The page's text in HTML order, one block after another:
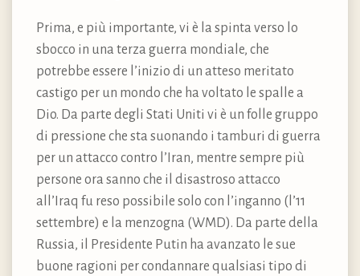
Prima, e più importante, vi è la spinta verso lo
sbocco in una terza guerra mondiale, che
potrebbe essere l’inizio di un atteso meritato
castigo per un mondo che ha voltato le spalle a
Dio. Da parte degli Stati Uniti vi è un folle gruppo
di pressione che sta suonando i tamburi di guerra
per un attacco contro l’Iran, mentre sempre più
persone ora sanno che il disastroso attacco
all’Iraq fu reso possibile solo con l’inganno (l’11
settembre) e la menzogna (WMD). Da parte della
Russia, il Presidente Putin ha avanzato le sue
buone ragioni per condannare qualsiasi tipo di